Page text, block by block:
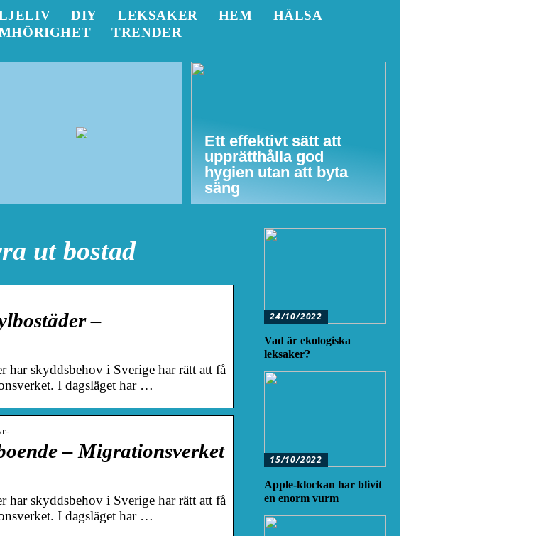
DIY LEKSAKER HEM
HÄLSA
TRENDER
Ett effektivt sätt att
upprätthålla god
hygien utan att byta
säng
ut bostad
–
skyddsbehov i Sverige har rätt att få
I dagsläget har …
…
– Migrationsverket
skyddsbehov i Sverige har rätt att få
I dagsläget har …
24/10/2022
Vad är ekologiska
leksaker?
15/10/2022
Apple-klockan har blivit
en enorm vurm